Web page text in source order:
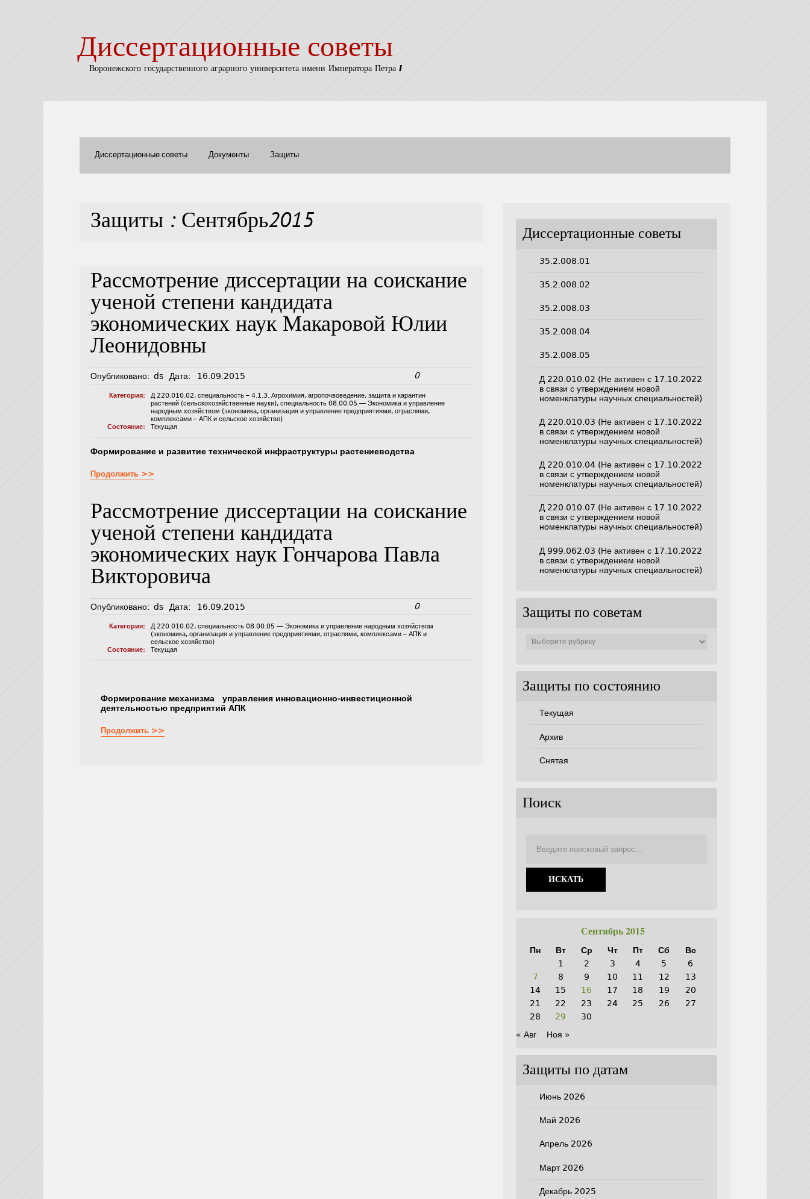
Диссертационные советы
Воронежского государственного аграрного университета имени Императора Петра I
Диссертационные советы Документы Защиты
Защиты : Сентябрь2015
Рассмотрение диссертации на соискание
ученой степени кандидата
экономических наук Макаровой Юлии
Леонидовны
Опубликовано: ds Дата: 16.09.2015 0
Категория: Д 220.010.02,специальность – 4.1.3. Агрохимия, агропочвоведение, защита и карантин
растений (сельскохозяйственные науки),специальность 08.00.05 — Экономика и управление
народным хозяйством (экономика, организация и управление предприятиями, отраслями,
комплексами – АПК и сельское хозяйство)
Состояние:
Текущая
Формирование и развитие технической инфраструктуры растениеводства
Продолжить >>
Рассмотрение диссертации на соискание
ученой степени кандидата
экономических наук Гончарова Павла
Викторовича
Опубликовано: ds Дата: 16.09.2015 0
Категория: Д 220.010.02,специальность 08.00.05 — Экономика и управление народным хозяйством
(экономика, организация и управление предприятиями, отраслями, комплексами – АПК и
сельское хозяйство)
Состояние:
Текущая
Формирование механизма управления инновационно-инвестиционной
деятельностью предприятий АПК
Продолжить >>
Диссертационные советы
35.2.008.01
35.2.008.02
35.2.008.03
35.2.008.04
35.2.008.05
Д 220.010.02 (Не активен с 17.10.2022
в связи с утверждением новой
номенклатуры научных специальностей)
Д 220.010.03 (Не активен с 17.10.2022
в связи с утверждением новой
номенклатуры научных специальностей)
Д 220.010.04 (Не активен с 17.10.2022
в связи с утверждением новой
номенклатуры научных специальностей)
Д 220.010.07 (Не активен с 17.10.2022
в связи с утверждением новой
номенклатуры научных специальностей)
Д 999.062.03 (Не активен с 17.10.2022
в связи с утверждением новой
номенклатуры научных специальностей)
Защиты по советам
Защиты по состоянию
Текущая
Архив
Снятая
Поиск
Сентябрь 2015
Пн Вт Ср Чт Пт Сб
Вс
1
2 3 4 5
6
7
8 9 10 11 12
13
14
15 16 17 18 19
20
21
22 23 24 25 26
27
28
29
30
« Авг
Ноя »
Защиты по датам
Июнь 2026
Май 2026
Апрель 2026
Март 2026
Декабрь 2025